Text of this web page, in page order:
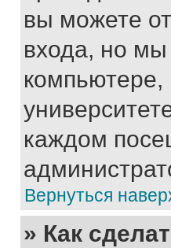
вы можете
входа, но
каждом
Вернуться
» Как